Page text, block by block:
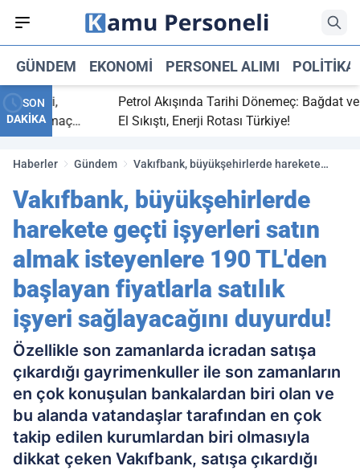
GÜNDEM EKONOMI PERSONEL ALIMI POLITIKA
SON
DAKİKA
bitti,
maç
Petrol Akışında Tarihi Dönemeç: Bağdat ve
El Sıkıştı, Enerji Rotası Türkiye!
Haberler Gündem
Vakıfbank, büyükşehirlerde harekete
TL'den başlayan fiyatlarla satılık işyeri
sağlayacağını duyurdu!
Vakıfbank, büyükşehirlerde
harekete geçti işyerleri satın
almak isteyenlere 190 TL'den
başlayan fiyatlarla satılık
işyeri sağlayacağını duyurdu!
Özellikle son zamanlarda icradan satışa
çıkardığı gayrimenkuller ile son zamanların
en çok konuşulan bankalardan biri olan ve
bu alanda vatandaşlar tarafından en çok
takip edilen kurumlardan biri olmasıyla
dikkat çeken Vakıfbank, satışa çıkardığı